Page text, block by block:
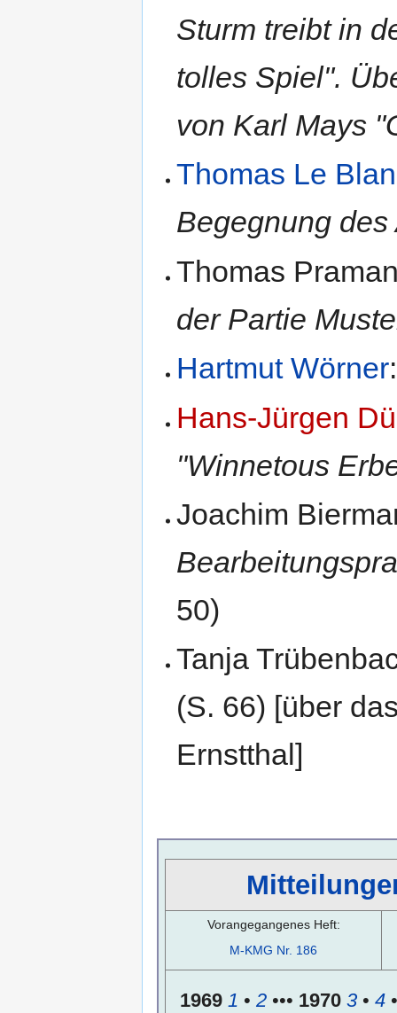
Sturm treibt in
tolles Spiel".
von Karl Mays
Thomas Le
Begegnung
Thomas
der Partie
Hartmut Wörner
Hans-Jürgen
"Winnetous
Joachim
50)
Tanja
(S. 66) [über
Ernstthal]
Vorangegangenes Heft:
M-KMG Nr. 186
1969 1 • 2••• 1970 3• 4